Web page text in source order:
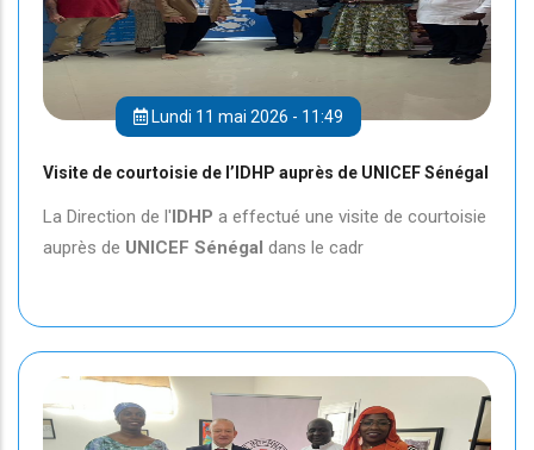
Lundi 11 mai 2026 - 11:49
Visite de courtoisie de l’IDHP auprès de UNICEF Sénégal
La Direction de l'IDHP a effectué une visite de courtoisie
auprès de UNICEF Sénégal dans le cadr